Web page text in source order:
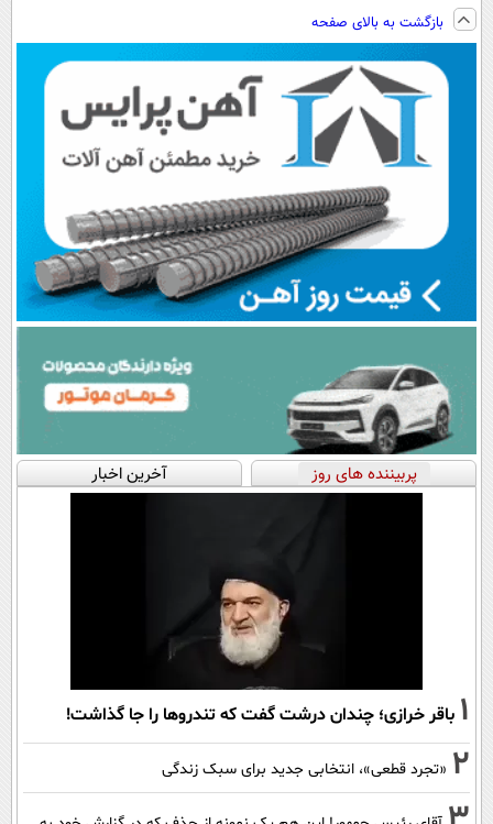
نوشیدنی خوش
طعم را بنوشید
پرداخت قسطی
کرد(55%تخفیف)
بازگشت به بالای صفحه
پربیننده های روز آخرین اخبار
1 باقر خرازی؛ چندان درشت گفت که تندروها را جا گذاشت!
2 «تجرد قطعی»، انتخابی جدید برای سبک زندگی